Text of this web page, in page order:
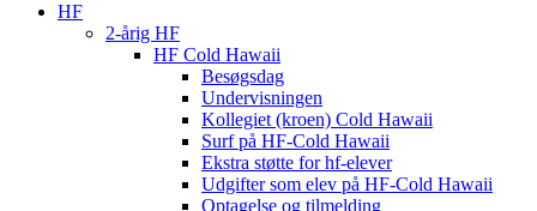
HF
2-årig HF
HF Cold Hawaii
Besøgsdag
Undervisningen
Kollegiet (kroen) Cold Hawaii
Surf på HF-Cold Hawaii
Ekstra støtte for hf-elever
Udgifter som elev på HF-Cold Hawaii
Optagelse og tilmelding